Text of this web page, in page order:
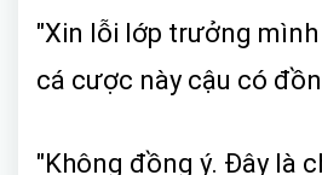
"Xin lỗi lớp trưởng mình
cá cược này cậu có
"Không đồng ý. Đây là